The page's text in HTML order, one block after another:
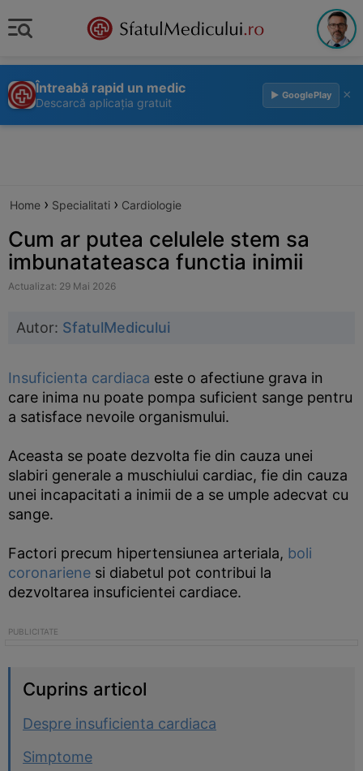
Întreabă rapid un medic
Descarcă aplicația gratuit
▶ GooglePlay ×
Home › Specialitati › Cardiologie
Cum ar putea celulele stem sa
imbunatateasca functia inimii
Actualizat: 29 Mai 2026
Autor: SfatulMedicului
Insuficienta cardiaca este o afectiune grava in
care inima nu poate pompa suficient sange pentru
a satisface nevoile organismului.
Aceasta se poate dezvolta fie din cauza unei
slabiri generale a muschiului cardiac, fie din cauza
unei incapacitati a inimii de a se umple adecvat cu
sange.
Factori precum hipertensiunea arteriala, boli
coronariene si diabetul pot contribui la
dezvoltarea insuficientei cardiace.
Cuprins articol
Despre insuficienta cardiaca
Simptome